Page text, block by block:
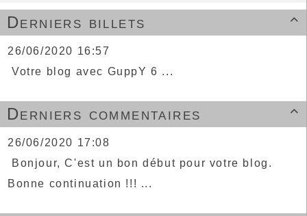

Derniers billets
26/06/2020 16:57
Votre blog avec GuppY 6 ...

Derniers commentaires
26/06/2020 17:08
Bonjour, C'est un bon début pour votre blog.
Bonne continuation !!! ...